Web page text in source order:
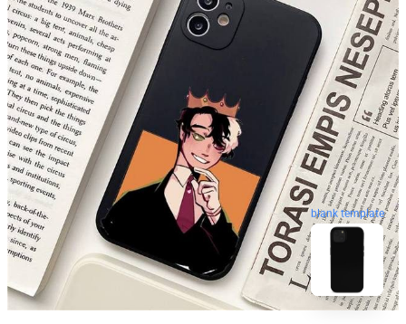
blank template